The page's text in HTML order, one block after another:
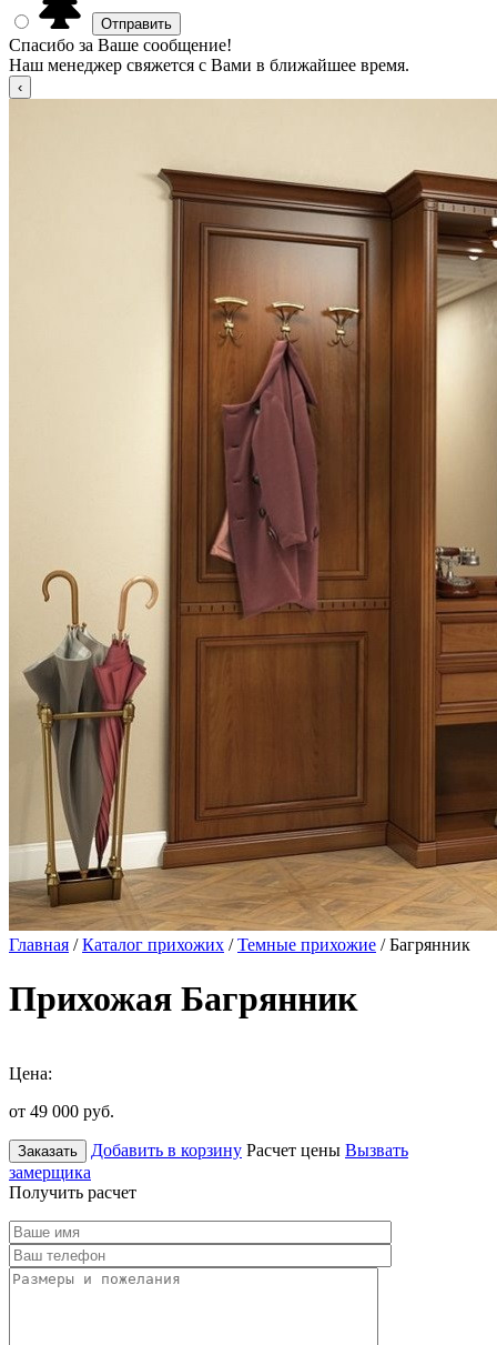
Спасибо за Ваше сообщение!
Наш менеджер свяжется с Вами в ближайшее время.
Главная /Каталог прихожих /Темные прихожие / Багрянник
Прихожая Багрянник
Цена:
от 49 000 руб.
Заказать Добавить в корзину Расчет цены Вызвать
замерщика
Получить расчет